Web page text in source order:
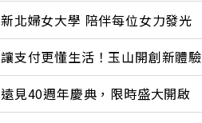
新北婦女大學 陪伴每位女力發光
讓支付更懂生活！玉山開創新體驗
遠見40週年慶典，限時盛大開啟